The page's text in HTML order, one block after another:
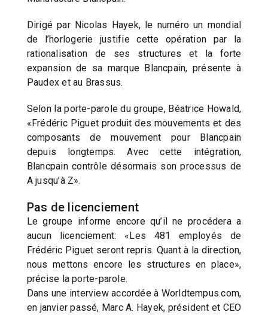
Dirigé par Nicolas Hayek, le numéro un mondial
de l’horlogerie justifie cette opération par la
rationalisation de ses structures et la forte
expansion de sa marque Blancpain, présente à
Paudex et au Brassus.
Selon la porte-parole du groupe, Béatrice Howald,
«Frédéric Piguet produit des mouvements et des
composants de mouvement pour Blancpain
depuis longtemps. Avec cette intégration,
Blancpain contrôle désormais son processus de
A jusqu’à Z».
Pas de licenciement
Le groupe informe encore qu’il ne procédera a
aucun licenciement: «Les 481 employés de
Frédéric Piguet seront repris. Quant à la direction,
nous mettons encore les structures en place»,
précise la porte-parole.
Dans une interview accordée à Worldtempus.com,
en janvier passé, Marc A. Hayek, président et CEO